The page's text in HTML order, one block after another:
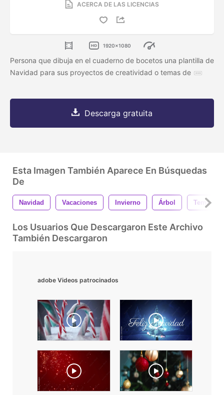
ACERCA DE LAS LICENCIAS
1920x1080
Persona que dibuja en el cuaderno de bocetos una plantilla de
Navidad para sus proyectos de creatividad o temas de
Descarga gratuita
Esta Imagen También Aparece En Búsquedas
De
Navidad Vacaciones Invierno Árbol
Los Usuarios Que Descargaron Este Archivo
También Descargaron
adobe Videos patrocinados